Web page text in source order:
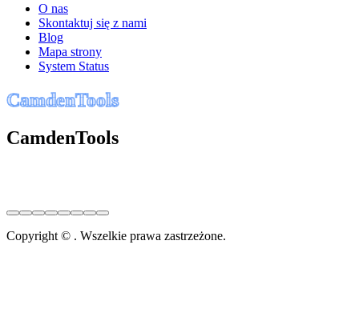
O nas
Skontaktuj się z nami
Blog
Mapa strony
System Status
CamdenTools
CamdenTools
Copyright © . Wszelkie prawa zastrzeżone.